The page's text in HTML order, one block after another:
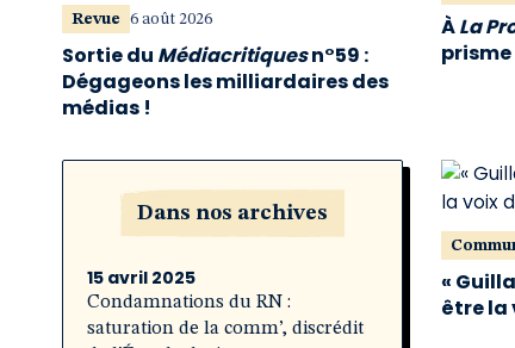
Revue 6 août 2026
Sortie du Médiacritiquesn°59 :
Dégageons les milliardaires des
médias !
ÀLa
prisme
Dans nos archives
15 avril 2025
Condamnations du RN :
saturation de la comm’, discrédit
«
être la